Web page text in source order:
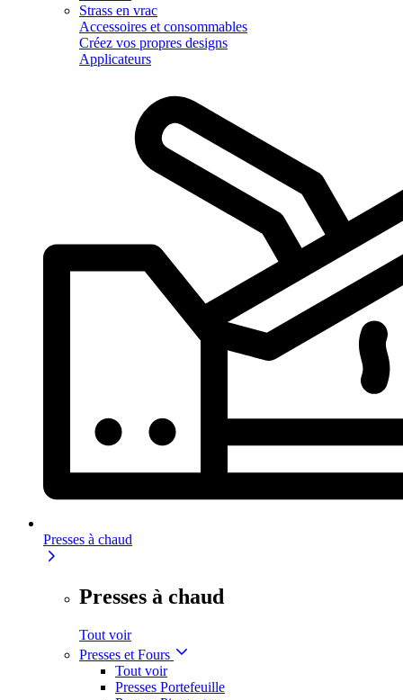
Strass en vrac
Accessoires et consommables
Créez vos propres designs
Applicateurs
Presses à chaud
Presses à chaud
Tout voir
Presses et Fours
Tout voir
Presses Portefeuille